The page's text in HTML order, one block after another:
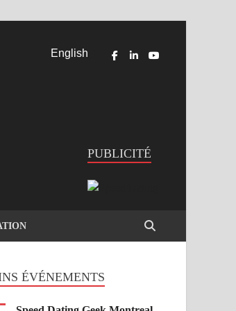
English
PUBLICITÉ
ÉVÉNEMENTS